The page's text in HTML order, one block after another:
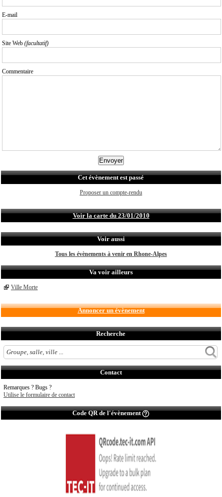
E-mail
Site Web (facultatif)
Commentaire
Cet évènement est passé
Proposer un compte-rendu
Voir la carte du 23/01/2010
Voir aussi
Tous les évènements à venir en Rhone-Alpes
Va voir ailleurs
Ville Morte
Annoncer un évènement
Recherche
Contact
Remarques ? Bugs ?
Utilise le formulaire de contact
Code QR de l'évènement